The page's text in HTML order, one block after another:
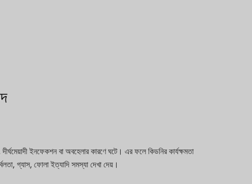
ইনফেকশন বা অবহেলার কারণে ঘটে। এর ফলে কিডনির কার্যক্ষমতা
গ্যাস, ফোলা ইত্যাদি সমস্যা দেখা দেয়।